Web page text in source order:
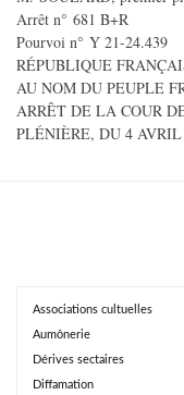
Arrêt n° 681 B+R
Pourvoi n° Y 21-24.439
RÉPUBLIQUE
AU NOM DU PEUPLE
ARRÊT DE LA COUR
PLÉNIÈRE, DU 4
Associations cultuelles
Aumônerie
Dérives sectaires
Diffamation